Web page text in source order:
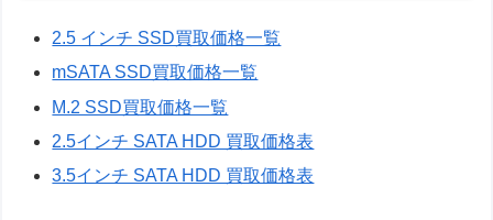
2.5 インチ SSD買取価格一覧
mSATA SSD買取価格一覧
M.2 SSD買取価格一覧
2.5インチ SATA HDD 買取価格表
3.5インチ SATA HDD 買取価格表